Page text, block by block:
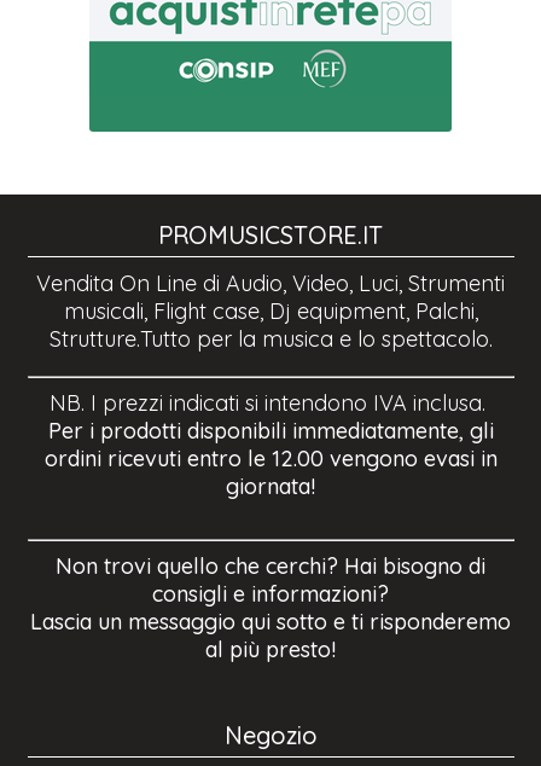
PROMUSICSTORE.IT
Vendita On Line di Audio, Video, Luci, Strumenti
musicali, Flight case, Dj equipment, Palchi,
Strutture.Tutto per la musica e lo spettacolo.
NB. I prezzi indicati si intendono IVA inclusa.
Per i prodotti disponibili immediatamente, gli
ordini ricevuti entro le 12.00 vengono evasi in
giornata!
Non trovi quello che cerchi? Hai bisogno di
consigli e informazioni?
Lascia un messaggio qui sotto e ti risponderemo
al più presto!
Negozio